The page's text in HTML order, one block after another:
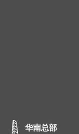
华南总部